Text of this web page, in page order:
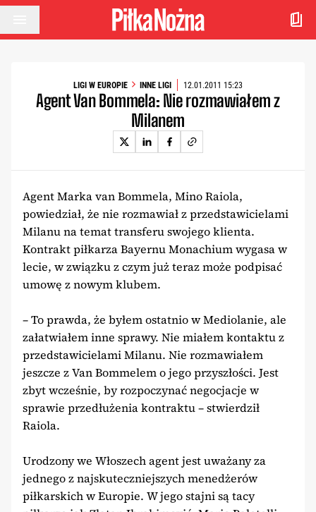
Przejdź do treści
LIGI W EUROPIE INNE LIGI 12.01.2011 15:23
Agent Van Bommela: Nie rozmawiałem z
Milanem
Agent Marka van Bommela, Mino Raiola,
powiedział, że nie rozmawiał z przedstawicielami
Milanu na temat transferu swojego klienta.
Kontrakt piłkarza Bayernu Monachium wygasa w
lecie, w związku z czym już teraz może podpisać
umowę z nowym klubem.
– To prawda, że byłem ostatnio w Mediolanie, ale
załatwiałem inne sprawy. Nie miałem kontaktu z
przedstawicielami Milanu. Nie rozmawiałem
jeszcze z Van Bommelem o jego przyszłości. Jest
zbyt wcześnie, by rozpoczynać negocjacje w
sprawie przedłużenia kontraktu – stwierdził
Raiola.
Urodzony we Włoszech agent jest uważany za
jednego z najskuteczniejszych menedżerów
piłkarskich w Europie. W jego stajni są tacy